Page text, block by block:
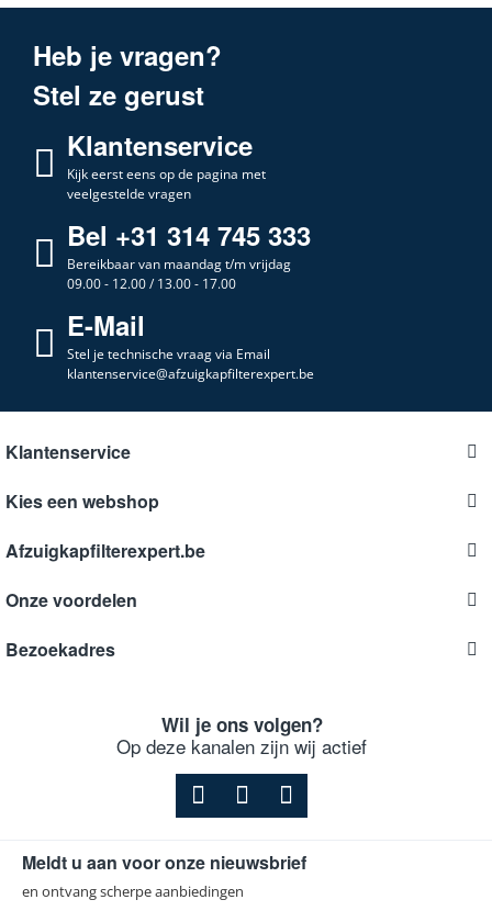
Heb je vragen?
Stel ze gerust
Klantenservice
Kijk eerst eens op de pagina met
veelgestelde vragen
Bel +31 314 745 333
Bereikbaar van maandag t/m vrijdag
09.00 - 12.00 / 13.00 - 17.00
E-Mail
Stel je technische vraag via Email
klantenservice@afzuigkapfilterexpert.be
Klantenservice
Kies een webshop
Afzuigkapfilterexpert.be
Onze voordelen
Bezoekadres
Wil je ons volgen?
Op deze kanalen zijn wij actief
Meldt u aan voor onze nieuwsbrief
en ontvang scherpe aanbiedingen